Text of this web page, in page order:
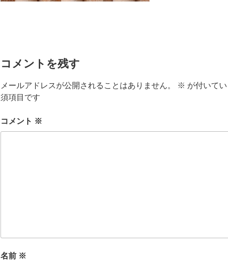
コメントを残す
メールアドレスが公開されることはありません。 ※ が付いて
須項目です
コメント ※
名前 ※